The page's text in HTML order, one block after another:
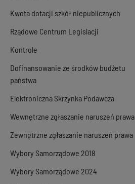
Kwota dotacji szkół niepublicznych
Rządowe Centrum Legislacji
Kontrole
Dofinansowanie ze środków budżetu
państwa
Elektroniczna Skrzynka Podawcza
Wewnętrzne zgłaszanie naruszeń prawa
Zewnętrzne zgłaszanie naruszeń prawa
Wybory Samorządowe 2018
Wybory Samorządowe 2024